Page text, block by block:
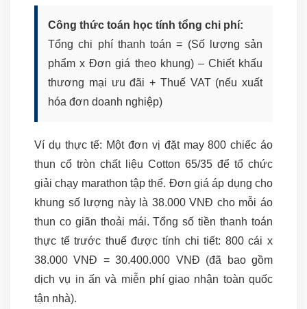
Công thức toán học tính tổng chi phí:
Tổng chi phí thanh toán = (Số lượng sản
phẩm x Đơn giá theo khung) – Chiết khấu
thương mại ưu đãi + Thuế VAT (nếu xuất
hóa đơn doanh nghiệp)
Ví dụ thực tế: Một đơn vị đặt may 800 chiếc áo
thun cổ tròn chất liệu Cotton 65/35 để tổ chức
giải chạy marathon tập thể. Đơn giá áp dụng cho
khung số lượng này là 38.000 VNĐ cho mỗi áo
thun co giãn thoải mái. Tổng số tiền thanh toán
thực tế trước thuế được tính chi tiết: 800 cái x
38.000 VNĐ = 30.400.000 VNĐ (đã bao gồm
dịch vụ in ấn và miễn phí giao nhận toàn quốc
tận nhà).